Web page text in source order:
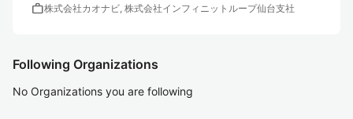
work株式会社カオナビ, 株式会社インフィニットループ仙台支社
Following Organizations
No Organizations you are following